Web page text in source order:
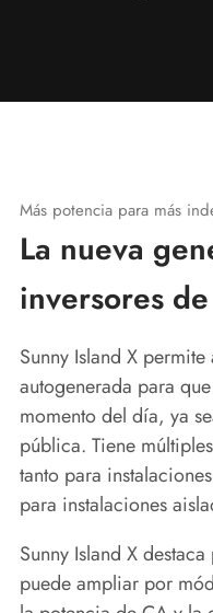
Más potencia para más
La nueva
inversores
Sunny Island X
autogenerada para
momento del día, ya
pública. Tiene
tanto para
para instalaciones
Sunny Island X
puede ampliar por